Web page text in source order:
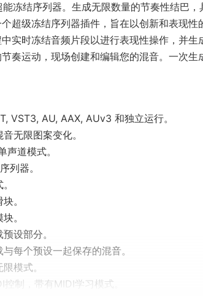
冻结序列器。生成无限数量的节奏性结巴，
超级冻结序列器插件，旨在以创新和表现性
实时冻结音频片段以进行表现性操作，并生
奏运动，现场创建和编辑您的混音。一次
VST3, AU, AAX, AUv3 和独立运行。
无限图案变化。
道模式。
列器。
。
。
设部分。
每个预设一起保存的混音。
模式。
控制，带有MIDI学习模式。